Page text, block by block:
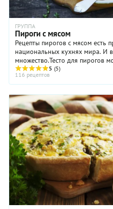
ГРУППА
Пироги с мясом
Рецепты пирогов с мясом есть
национальных кухнях мира. И
множество.Тесто для пирогов
дрожжами и без, слоеное, ...
5 (5)
116 рецептов